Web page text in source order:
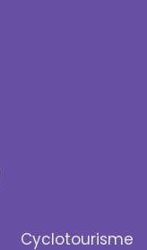
Cyclotourisme